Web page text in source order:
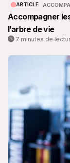
ARTICLE
Accompagner
l’arbre de vie
7 minutes de